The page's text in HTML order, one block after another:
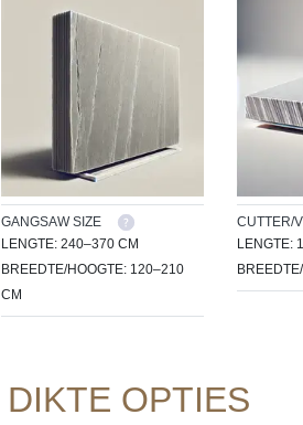
GANGSAW SIZE
LENGTE: 240–370 CM
BREEDTE/HOOGTE: 120–210
CM
CUTTER/
LENGTE:
DIKTE OPTIES